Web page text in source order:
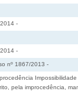
-
-
nº 1867/2013 -
pela improcedência,